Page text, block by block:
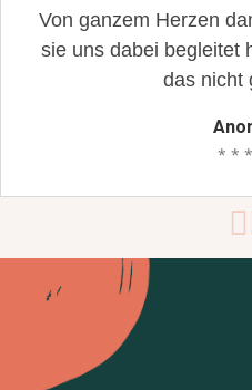
Von ganzem Herzen
sie uns dabei begleitet
das nicht
* *
Lass uns
miteinander